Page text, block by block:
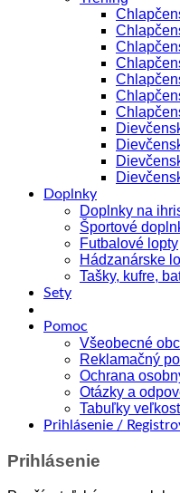
Doplnky
Doplnky na
Športové
Futbalové lopty
Hádzanárske
Tašky, kufre,
Sety
Pomoc
Všeobecné
Reklamačný
Ochrana
Otázky a
Tabuľky
Prihlásenie /
Prihlásenie